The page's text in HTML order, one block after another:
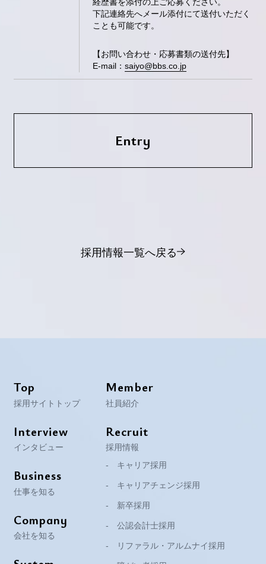
経歴書を添付の上ご応募ください。
下記連絡先へメール添付にて送付いただく
ことも可能です。
【お問い合わせ・応募書類の送付先】
E-mail： saiyo@bbs.co.jp
Entry
採用情報一覧へ戻る
Top
採用サイトトップ
Interview
インタビュー
Business
仕事を知る
Company
会社を知る
Member
社員紹介
Recruit
採用情報
キャリア採用
キャリアチェンジ採用
新卒採用
公認会計士採用
リファラル・アルムナイ採用